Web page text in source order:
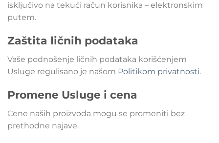
isključivo na tekući račun korisnika – elektronskim
putem.
Zaštita ličnih podataka
Vaše podnošenje ličnih podataka korišćenjem
Usluge regulisano je našom Politikom privatnosti.
Promene Usluge i cena
Cene naših proizvoda mogu se promeniti bez
prethodne najave.